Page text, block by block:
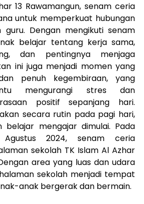
13 Rawamangun, senam ceria
untuk memperkuat hubungan
Dengan mengikuti senam
belajar tentang kerja sama,
dan pentingnya menjaga
ini juga menjadi momen yang
penuh kegembiraan, yang
mengurangi stres dan
positif sepanjang hari.
secara rutin pada pagi hari,
belajar mengajar dimulai. Pada
2024, senam ceria
sekolah TK Islam Al Azhar
area yang luas dan udara
sekolah menjadi tempat
anak bergerak dan bermain.